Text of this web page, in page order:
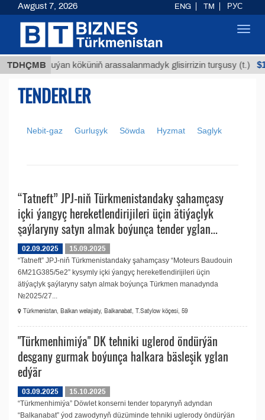
TDHÇMBBuýan köküniň arassalanmadyk glisirrizin turşusy (t.)
TENDERLER
Nebit-gaz Gurluşyk Söwda Hyzmat Saglyk
“Tatneft” JPJ-niň Türkmenistandaky şahamçasy
içki ýangyç hereketlendirijileri üçin ätiýaçlyk
şaýlaryny satyn almak boýunça tender yglan...
02.09.2025
15.09.2025
“Tatneft” JPJ-niň Türkmenistandaky şahamçasy “Moteurs Baudouin
6M21G385/5e2” kysymly içki ýangyç hereketlendirijileri üçin
ätiýaçlyk şaýlaryny satyn almak boýunça Türkmen manadynda
№2025/27...
Türkmenistan, Balkan welaýaty, Balkanabat, T.Satylow köçesi, 59
"Türkmenhimiýa" DK tehniki uglerod öndürýän
desgany gurmak boýunça halkara bäsleşik yglan
edýär
03.09.2025
15.10.2025
“Türkmenhimiýa” Döwlet konserni tender toparynyň adyndan
“Balkanabat” ýod zawodynyň düzüminde tehniki uglerody öndürýän
Awgust 7, 2026 ENG TM РУС